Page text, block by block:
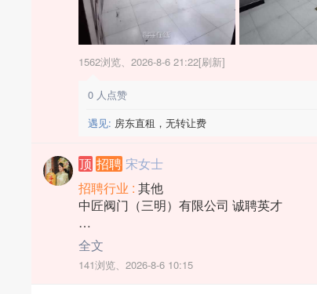
1562浏览、 2026-8-6 21:22[刷新]
0 人点赞
遇见: 房东直租，无转让费
顶 招聘 宋女士
招聘行业 : 其他
中匠阀门（三明）有限公司 诚聘英才
男、30-55岁、能吃苦耐劳、试用期3500
2、数控操作员 10名
全文
141浏览、 2026-8-6 10:15